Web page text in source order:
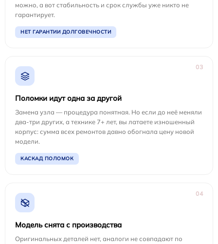
можно, а вот стабильность и срок службы уже никто не
гарантирует.
НЕТ ГАРАНТИИ ДОЛГОВЕЧНОСТИ
03
Поломки идут одна за другой
Замена узла — процедура понятная. Но если до неё меняли
два-три других, а технике 7+ лет, вы латаете изношенный
корпус: сумма всех ремонтов давно обогнала цену новой
модели.
КАСКАД ПОЛОМОК
04
Модель снята с производства
Оригинальных деталей нет, аналоги не совпадают по